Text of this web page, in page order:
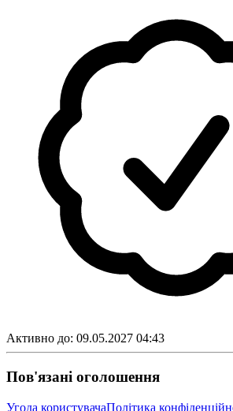
Активно до: 09.05.2027 04:43
Пов'язані оголошення
Угода користувачаПолітика